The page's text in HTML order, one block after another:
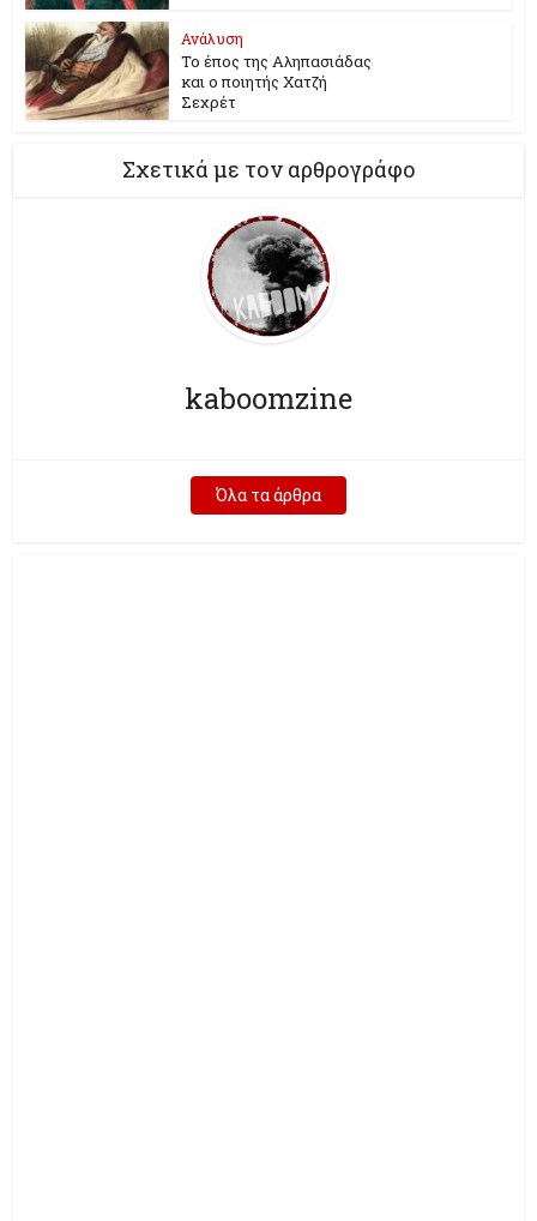
Ανάλυση
Το έπος της Αληπασιάδας
και ο ποιητής Χατζή
Σεχρέτ
Σχετικά με τον αρθρογράφο
kaboomzine
Όλα τα άρθρα